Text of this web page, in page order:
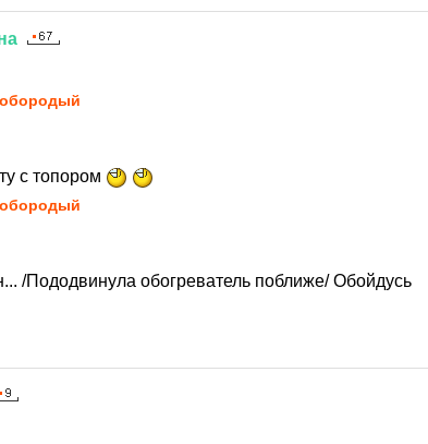
с топором
/Пододвинула обогреватель поближе/ Обойдусь